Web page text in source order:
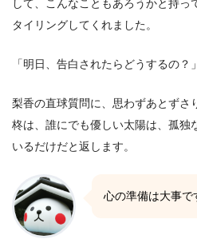
して、こんなこともあろうかと持っ
タイリングしてくれました。
「明日、告白されたらどうするの？」
梨香の直球質問に、思わずあとずさ
柊は、誰にでも優しい太陽は、孤独
いるだけだと返します。
心の準備は大事で